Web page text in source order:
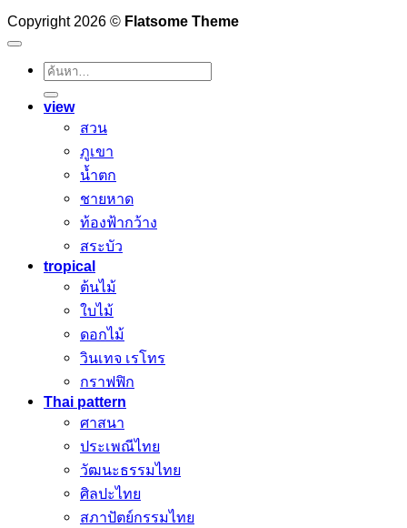
Copyright 2026 © Flatsome Theme
ค้นหา:
view
สวน
ภูเขา
น้ำตก
ชายหาด
ท้องฟ้ากว้าง
สระบัว
tropical
ต้นไม้
ใบไม้
ดอกไม้
วินเทจ เรโทร
กราฟฟิก
Thai pattern
ศาสนา
ประเพณีไทย
วัฒนะธรรมไทย
ศิลปะไทย
สภาปัตย์กรรมไทย